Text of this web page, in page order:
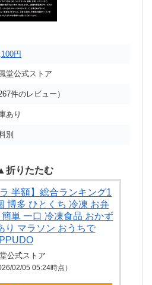
円
堂公式ストア
267件のレビュー）
あり
別
折りたたむ
ラ 半額】総合ランキング1
博多 ひとくち 冷凍 お弁
単 一口 冷凍食品 おかず
り マラソン おうちで
IPPUDO
公式ストア
02/05 05:24時点）